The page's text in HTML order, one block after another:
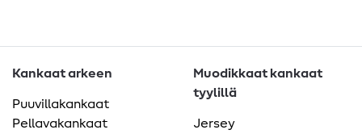
Kankaat arkeen
Puuvillakankaat
Pellavakankaat
Muodikkaat kankaat
tyylillä
Jersey